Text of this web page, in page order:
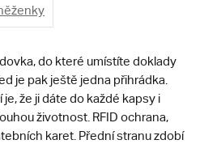
do které umístíte doklady
je pak ještě jedna přihrádka.
že ji dáte do každé kapsy i
životnost. RFID ochrana,
karet. Přední stranu zdobí